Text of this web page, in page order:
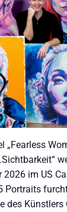
„Fearless
2026 im US
Portraits
des Künstlers